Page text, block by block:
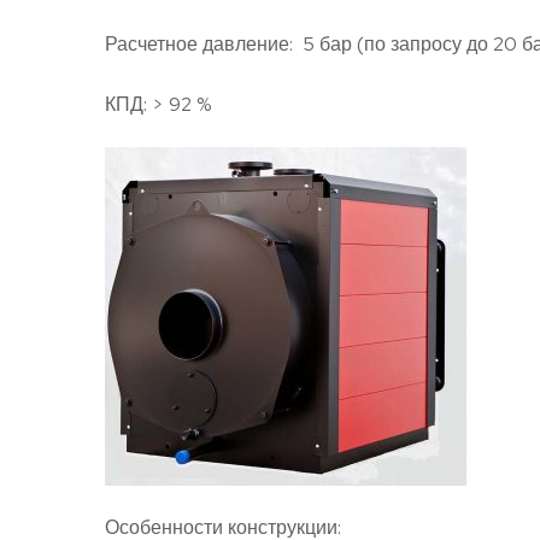
Расчетное давление: 5 бар (по запросу до 20
КПД: > 92 %
Особенности конструкции: